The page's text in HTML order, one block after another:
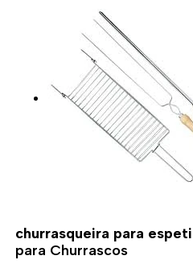
churrasqueira para
para Churrascos